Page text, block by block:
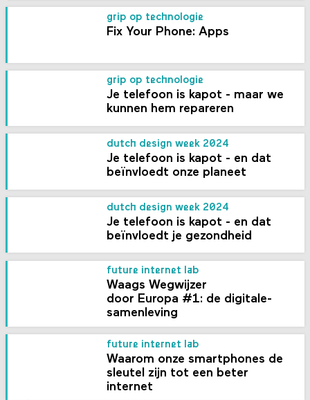
grip op technologie
Fix Your Phone: Apps
grip op technologie
Je telefoon is kapot - maar we
kunnen hem repareren
dutch design week 2024
Je telefoon is kapot - en dat
beïnvloedt onze planeet
dutch design week 2024
Je telefoon is kapot - en dat
beïnvloedt je gezondheid
future internet lab
Waags Wegwijzer
door Europa #1: de digitale­
samenleving
future internet lab
Waarom onze smart­phones de
sleutel zijn tot een beter
internet